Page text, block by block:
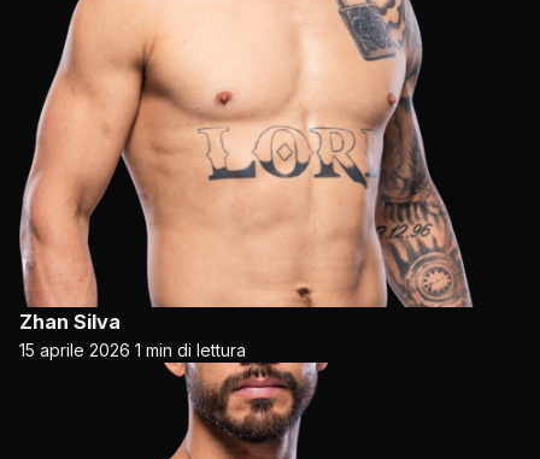
Zhan Silva
15 aprile 2026 1 min di lettura